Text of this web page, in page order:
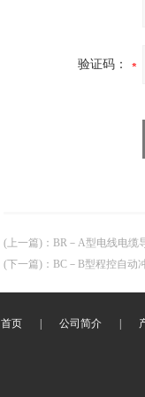
验证码：
(上一篇) ： BR－A型电线电缆
(下一篇) ： BC－B型程控自动
首页 公司简介